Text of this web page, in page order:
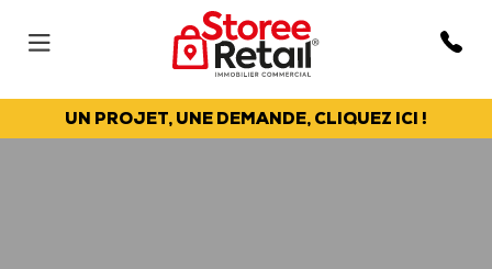
UN PROJET, UNE DEMANDE, CLIQUEZ ICI !